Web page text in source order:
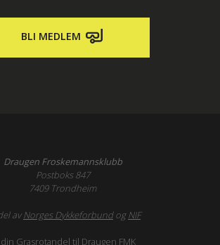
BLI MEDLEM
Draugen Froskemannsklubb
Postboks 847
7409 Trondheim
avNorges DykkeforbundogNIF
Grasrotandel til Draugen FMK